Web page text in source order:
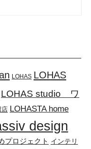
LOHAS LOHAS
LOHAS studio ワ
店 LOHASTA home
design
プロジェクト インテリ